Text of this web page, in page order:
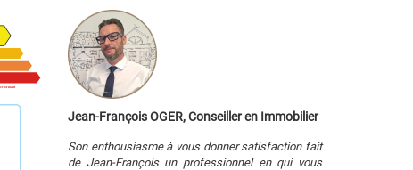
Jean-François OGER, Conseiller en Immobilier
Son enthousiasme à vous donner satisfaction fait
de Jean-François un professionnel en qui vous